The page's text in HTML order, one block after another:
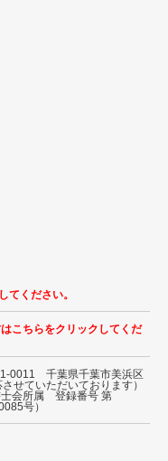
てください。
こちらをクリックしてくだ
0011 千葉県千葉市美浜区
せていただいております）
士会所属 登録番号 第
号）